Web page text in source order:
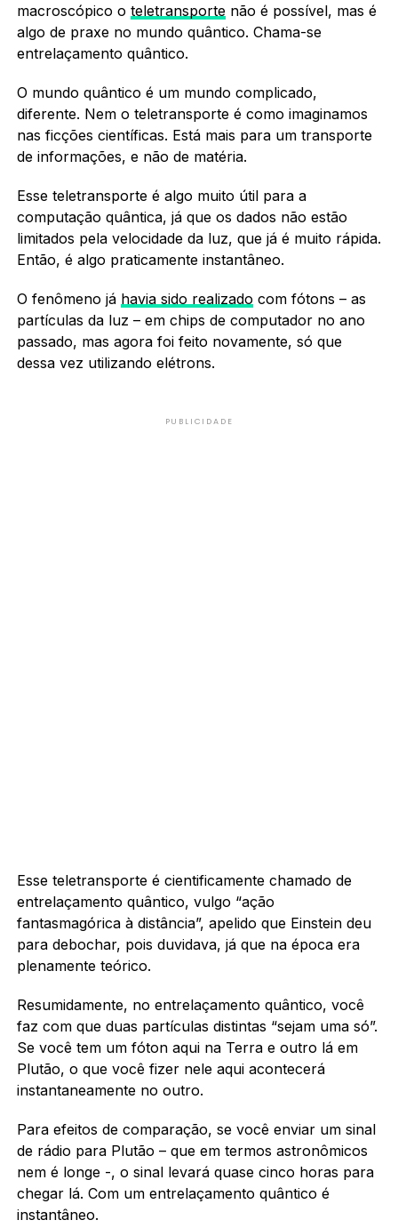
macroscópico o teletransportenão é possível, mas é
algo de praxe no mundo quântico. Chama-se
entrelaçamento quântico.
O mundo quântico é um mundo complicado,
diferente. Nem o teletransporte é como imaginamos
nas ficções científicas. Está mais para um transporte
de informações, e não de matéria.
Esse teletransporte é algo muito útil para a
computação quântica, já que os dados não estão
limitados pela velocidade da luz, que já é muito rápida.
Então, é algo praticamente instantâneo.
O fenômeno já havia sido realizado com fótons – as
partículas da luz – em chips de computador no ano
passado, mas agora foi feito novamente, só que
dessa vez utilizando elétrons.
PUBLICIDADE
Esse teletransporte é cientificamente chamado de
entrelaçamento quântico, vulgo “ação
fantasmagórica à distância”, apelido que Einstein deu
para debochar, pois duvidava, já que na época era
plenamente teórico.
Resumidamente, no entrelaçamento quântico, você
faz com que duas partículas distintas “sejam uma só”.
Se você tem um fóton aqui na Terra e outro lá em
Plutão, o que você fizer nele aqui acontecerá
instantaneamente no outro.
Para efeitos de comparação, se você enviar um sinal
de rádio para Plutão – que em termos astronômicos
nem é longe -, o sinal levará quase cinco horas para
chegar lá. Com um entrelaçamento quântico é
instantâneo.